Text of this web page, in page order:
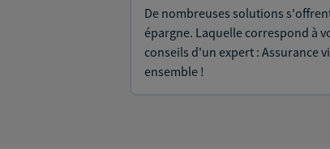
De nombreuses solutions
épargne. Laquelle correspond à
conseils d'un expert : Assurance
ensemble !